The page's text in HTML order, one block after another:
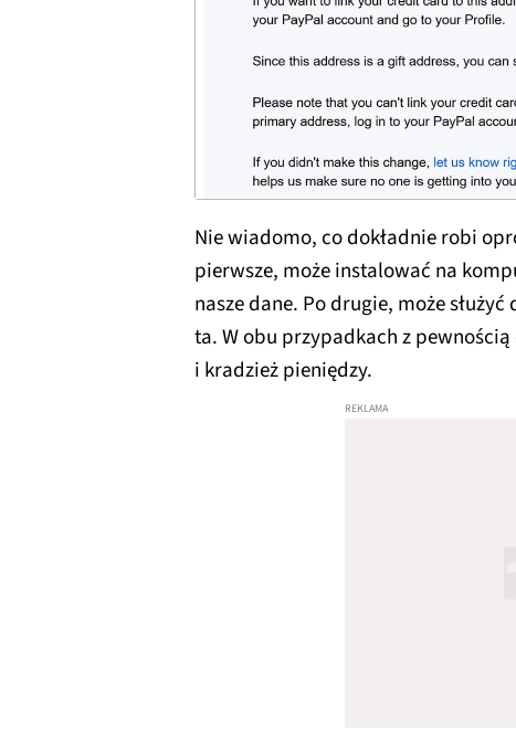
Nie wiadomo, co dokładnie robi
pierwsze, może instalować na
nasze dane. Po drugie, może
ta. W obu przypadkach z
i kradzież pieniędzy.